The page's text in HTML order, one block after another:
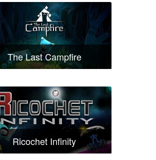
The Last Campfire
Ricochet Infinity